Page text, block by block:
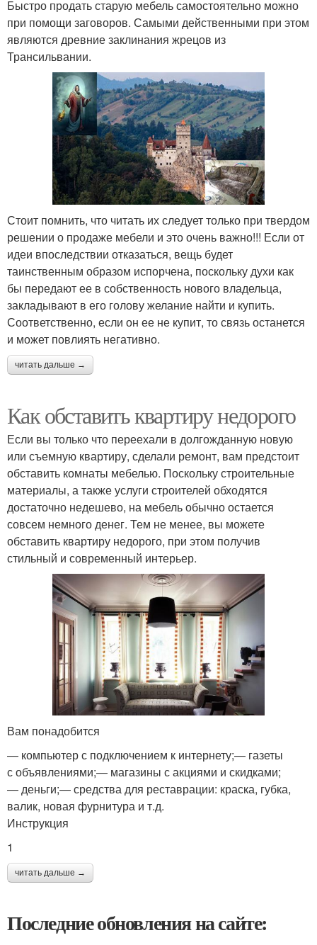
Быстро продать старую мебель самостоятельно можно
при помощи заговоров. Самыми действенными при этом
являются древние заклинания жрецов из
Трансильвании.
Стоит помнить, что читать их следует только при твердом
решении о продаже мебели и это очень важно!!! Если от
идеи впоследствии отказаться, вещь будет
таинственным образом испорчена, поскольку духи как
бы передают ее в собственность нового владельца,
закладывают в его голову желание найти и купить.
Соответственно, если он ее не купит, то связь останется
и может повлиять негативно.
читать дальше →
Как обставить квартиру недорого
Если вы только что переехали в долгожданную новую
или съемную квартиру, сделали ремонт, вам предстоит
обставить комнаты мебелью. Поскольку строительные
материалы, а также услуги строителей обходятся
достаточно недешево, на мебель обычно остается
совсем немного денег. Тем не менее, вы можете
обставить квартиру недорого, при этом получив
стильный и современный интерьер.
Вам понадобится
— компьютер с подключением к интернету;— газеты
с объявлениями;— магазины с акциями и скидками;
— деньги;— средства для реставрации: краска, губка,
валик, новая фурнитура и т.д.
Инструкция
1
читать дальше →
Последние обновления на сайте: